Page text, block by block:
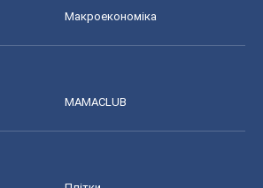
Макроекономіка
MAMACLUB